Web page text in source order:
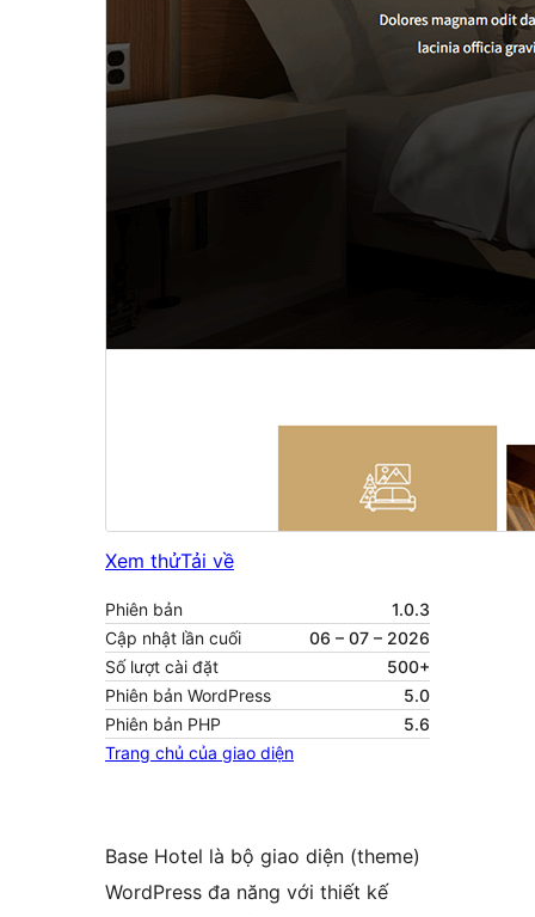
Xem thửTải về
Phiên bản
1.0.3
Cập nhật lần cuối
06 – 07 – 2026
Số lượt cài đặt
500+
Phiên bản WordPress
5.0
Phiên bản PHP
5.6
Trang chủ của giao diện
Base Hotel là bộ giao diện (theme)
WordPress đa năng với thiết kế